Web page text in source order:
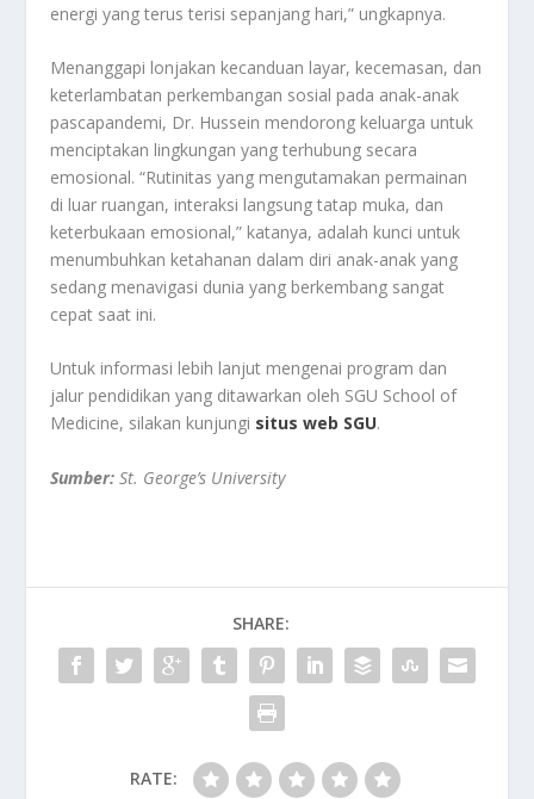
energi yang terus terisi sepanjang hari,” ungkapnya.
Menanggapi lonjakan kecanduan layar, kecemasan, dan
keterlambatan perkembangan sosial pada anak-anak
pascapandemi, Dr. Hussein mendorong keluarga untuk
menciptakan lingkungan yang terhubung secara
emosional. “Rutinitas yang mengutamakan permainan
di luar ruangan, interaksi langsung tatap muka, dan
keterbukaan emosional,” katanya, adalah kunci untuk
menumbuhkan ketahanan dalam diri anak-anak yang
sedang menavigasi dunia yang berkembang sangat
cepat saat ini.
Untuk informasi lebih lanjut mengenai program dan
jalur pendidikan yang ditawarkan oleh SGU School of
Medicine, silakan kunjungi situs web SGU.
Sumber:St. George’s University
SHARE:
RATE: